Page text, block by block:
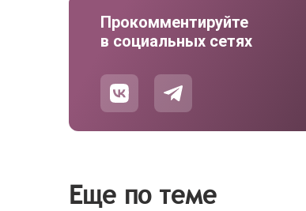
Прокомментируйте
в социальных сетях
Еще по теме